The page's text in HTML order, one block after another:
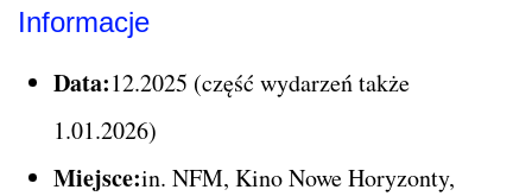
Informacje
Data:12.2025 (część wydarzeń także
1.01.2026)
Miejsce:in. NFM, Kino Nowe Horyzonty,